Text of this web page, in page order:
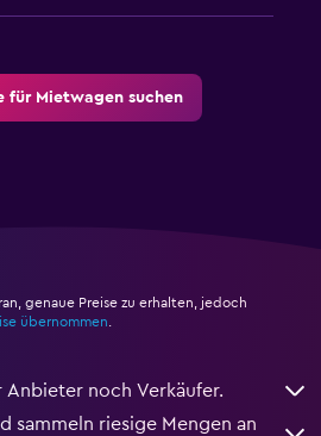
für Mietwagen suchen
genaue Preise zu erhalten, jedoch
übernommen.
noch Verkäufer.
sammeln riesige Mengen an